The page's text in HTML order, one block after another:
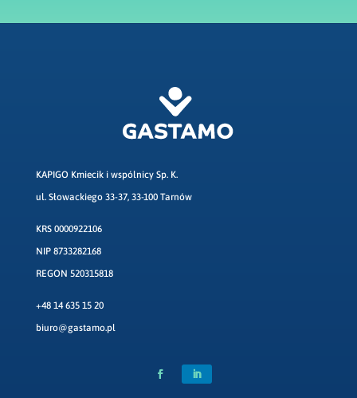
KAPIGO Kmiecik i wspólnicy Sp. K.
ul. Słowackiego 33-37, 33-100 Tarnów
KRS 0000922106
NIP 8733282168
REGON 520315818
+48 14 635 15 20
biuro@gastamo.pl